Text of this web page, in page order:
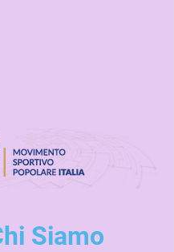
Siamo